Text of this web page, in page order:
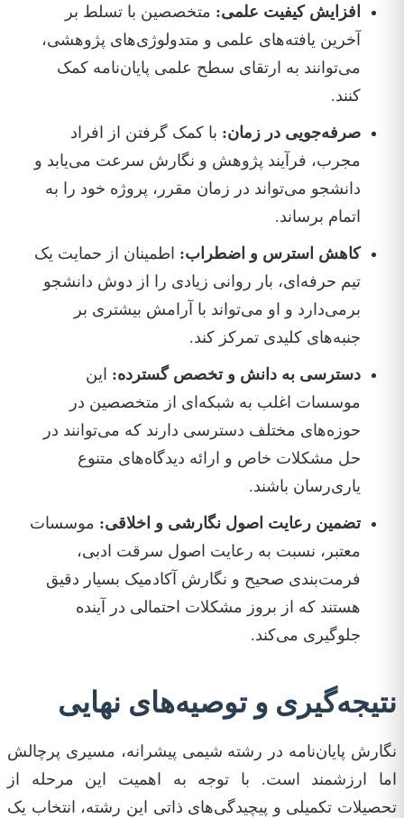
افزایش کیفیت علمی: متخصصین با تسلط بر
آخرین یافته‌های علمی و متدولوژی‌های پژوهشی،
می‌توانند به ارتقای سطح علمی پایان‌نامه کمک
کنند.
صرفه‌جویی در زمان: با کمک گرفتن از افراد
مجرب، فرآیند پژوهش و نگارش سرعت می‌یابد و
دانشجو می‌تواند در زمان مقرر، پروژه خود را به
اتمام برساند.
کاهش استرس و اضطراب: اطمینان از حمایت یک
تیم حرفه‌ای، بار روانی زیادی را از دوش دانشجو
برمی‌دارد و او می‌تواند با آرامش بیشتری بر
جنبه‌های کلیدی تمرکز کند.
دسترسی به دانش و تخصص گسترده: این
موسسات اغلب به شبکه‌ای از متخصصین در
حوزه‌های مختلف دسترسی دارند که می‌توانند در
حل مشکلات خاص و ارائه دیدگاه‌های متنوع
یاری‌رسان باشند.
تضمین رعایت اصول نگارشی و اخلاقی: موسسات
معتبر، نسبت به رعایت اصول سرقت ادبی،
فرمت‌بندی صحیح و نگارش آکادمیک بسیار دقیق
هستند که از بروز مشکلات احتمالی در آینده
جلوگیری می‌کند.
نتیجه‌گیری و توصیه‌های نهایی
نگارش پایان‌نامه در رشته شیمی پیشرانه، مسیری پرچالش
اما ارزشمند است. با توجه به اهمیت این مرحله از
تحصیلات تکمیلی و پیچیدگی‌های ذاتی این رشته، انتخاب یک